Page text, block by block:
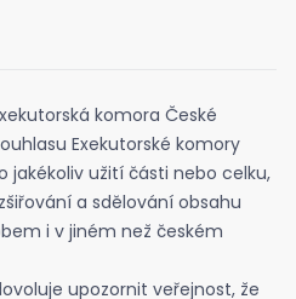
komora České
Exekutorské komory
jakékoliv užití části nebo celku,
a sdělování obsahu
i v jiném než českém
upozornit veřejnost, že